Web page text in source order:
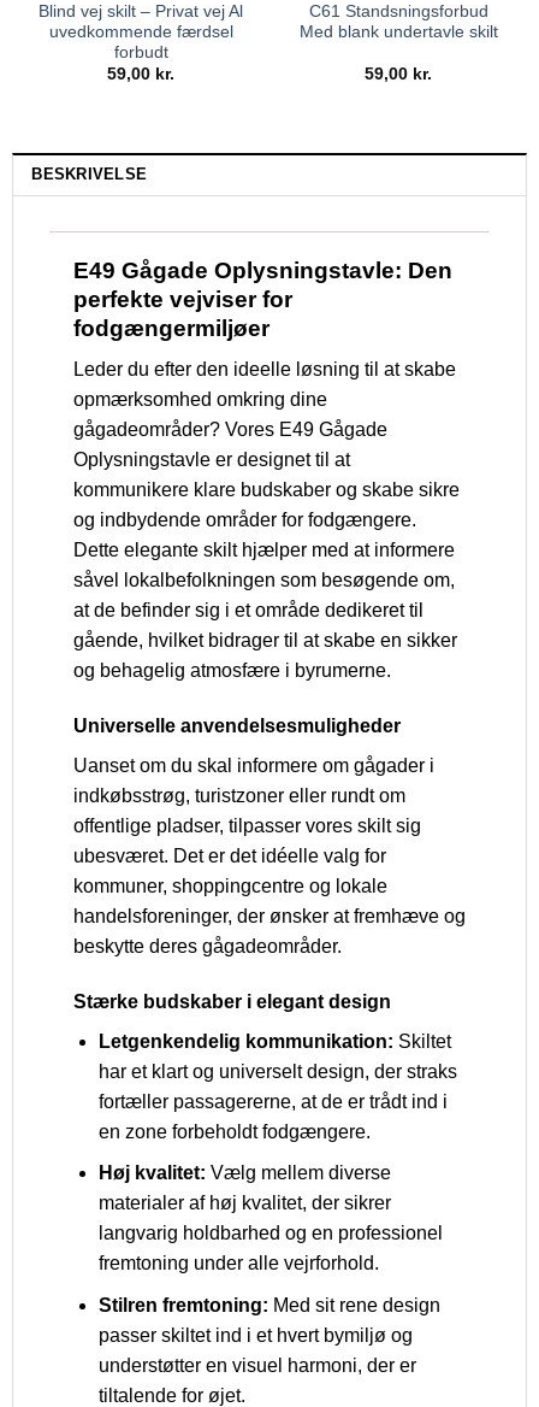
Blind vej skilt – Privat vej Al
uvedkommende færdsel
forbudt
59,00 kr.
C61 Standsningsforbud
Med blank undertavle skilt
59,00 kr.
BESKRIVELSE
E49 Gågade Oplysningstavle: Den
perfekte vejviser for
fodgængermiljøer
Leder du efter den ideelle løsning til at skabe
opmærksomhed omkring dine
gågadeområder? Vores E49 Gågade
Oplysningstavle er designet til at
kommunikere klare budskaber og skabe sikre
og indbydende områder for fodgængere.
Dette elegante skilt hjælper med at informere
såvel lokalbefolkningen som besøgende om,
at de befinder sig i et område dedikeret til
gående, hvilket bidrager til at skabe en sikker
og behagelig atmosfære i byrumerne.
Universelle anvendelsesmuligheder
Uanset om du skal informere om gågader i
indkøbsstrøg, turistzoner eller rundt om
offentlige pladser, tilpasser vores skilt sig
ubesværet. Det er det idéelle valg for
kommuner, shoppingcentre og lokale
handelsforeninger, der ønsker at fremhæve og
beskytte deres gågadeområder.
Stærke budskaber i elegant design
Letgenkendelig kommunikation: Skiltet
har et klart og universelt design, der straks
fortæller passagererne, at de er trådt ind i
en zone forbeholdt fodgængere.
Høj kvalitet: Vælg mellem diverse
materialer af høj kvalitet, der sikrer
langvarig holdbarhed og en professionel
fremtoning under alle vejrforhold.
Stilren fremtoning: Med sit rene design
passer skiltet ind i et hvert bymiljø og
understøtter en visuel harmoni, der er
tiltalende for øjet.